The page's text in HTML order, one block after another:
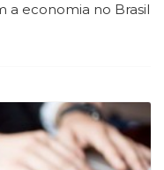
a economia no Brasil